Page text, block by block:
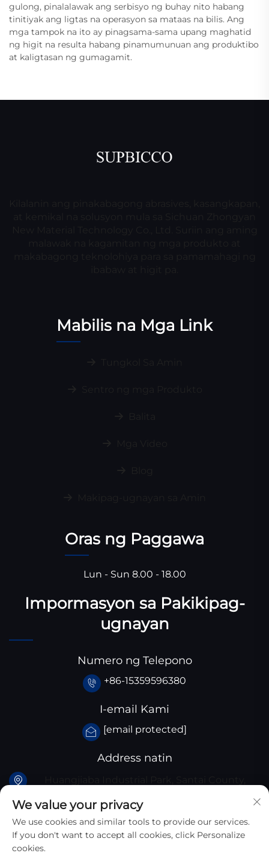
gulong, pinalalawak ang serbisyo ng buhay nito habang
tinitiyak ang ligtas na operasyon sa mataas na bilis. Ang
mga tampok na ito ay pinagsama-sama upang maghatid
ng higit na resulta habang pinamumunuan ang produktibo
at kaligtasan ng gumagamit.
Mabilis na Mga Link
Oras ng Paggawa
Lun - Sun 8.00 - 18.00
Impormasyon sa Pakikipag-
ugnayan
Numero ng Telepono
+86-15359596380
I-email Kami
[email protected]
Address natin
Sichuan Province, China
We value your privacy
We use cookies and similar tools to provide our services.
If you don't want to accept all cookies, click Personalize
cookies.